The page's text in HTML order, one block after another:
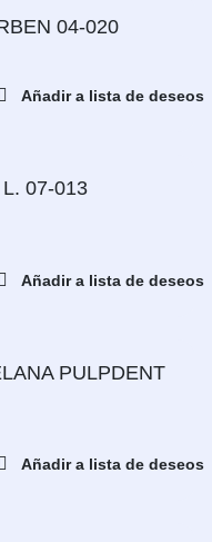
04-020
Añadir a lista de deseos
07-013
Añadir a lista de deseos
PULPDENT
Añadir a lista de deseos